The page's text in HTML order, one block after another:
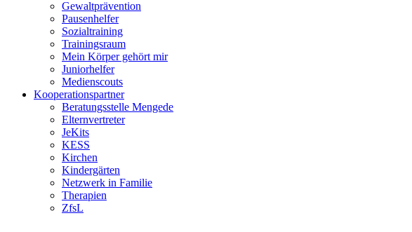
Gewaltprävention
Pausenhelfer
Sozialtraining
Trainingsraum
Mein Körper gehört mir
Juniorhelfer
Medienscouts
Kooperationspartner
Beratungsstelle Mengede
Elternvertreter
JeKits
KESS
Kirchen
Kindergärten
Netzwerk in Familie
Therapien
ZfsL